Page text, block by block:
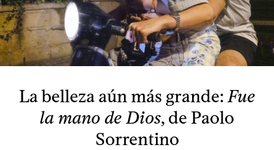
La belleza aún más grande: Fue
la mano de Dios, de Paolo
Sorrentino